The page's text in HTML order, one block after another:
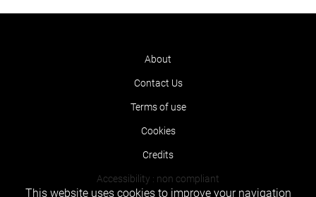
About
Contact Us
Terms of use
Cookies
Credits
Accessibility : non compliant
This website uses cookies to improve your navigation